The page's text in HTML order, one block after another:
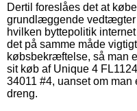
Dertil foreslåes det at
grundlæggende
hvilken byttepolitik
det på samme måde
købsbekræftelse, så man
sit køb af Unique 4
34011 #4, uanset om
dreng.